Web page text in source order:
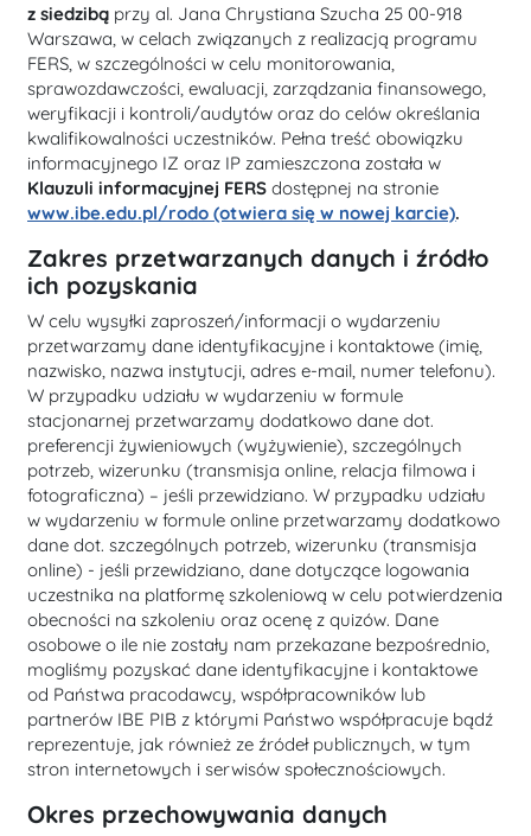
z siedzibą przy al. Jana Chrystiana Szucha 25 00-918
Warszawa, w celach związanych z realizacją programu
FERS, w szczególności w celu monitorowania,
sprawozdawczości, ewaluacji, zarządzania finansowego,
weryfikacji i kontroli/audytów oraz do celów określania
kwalifikowalności uczestników. Pełna treść obowiązku
informacyjnego IZ oraz IP zamieszczona została w
Klauzuli informacyjnej FERS dostępnej na stronie
www.ibe.edu.pl/rodo (otwiera się w nowej karcie).
Zakres przetwarzanych danych i źródło
ich pozyskania
W celu wysyłki zaproszeń/informacji o wydarzeniu
przetwarzamy dane identyfikacyjne i kontaktowe (imię,
nazwisko, nazwa instytucji, adres e-mail, numer telefonu).
W przypadku udziału w wydarzeniu w formule
stacjonarnej przetwarzamy dodatkowo dane dot.
preferencji żywieniowych (wyżywienie), szczególnych
potrzeb, wizerunku (transmisja online, relacja filmowa i
fotograficzna) – jeśli przewidziano. W przypadku udziału
w wydarzeniu w formule online przetwarzamy dodatkowo
dane dot. szczególnych potrzeb, wizerunku (transmisja
online) - jeśli przewidziano, dane dotyczące logowania
uczestnika na platformę szkoleniową w celu potwierdzenia
obecności na szkoleniu oraz ocenę z quizów. Dane
osobowe o ile nie zostały nam przekazane bezpośrednio,
mogliśmy pozyskać dane identyfikacyjne i kontaktowe
od Państwa pracodawcy, współpracowników lub
partnerów IBE PIB z którymi Państwo współpracuje bądź
reprezentuje, jak również ze źródeł publicznych, w tym
stron internetowych i serwisów społecznościowych.
Okres przechowywania danych